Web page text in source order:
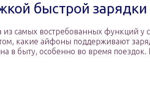
быстрой зарядки
из самых востребованных функций у
какие айфоны поддерживают
в быту, особенно во время